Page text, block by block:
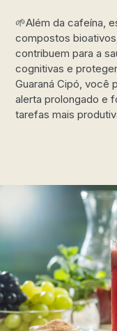
🌱Além da cafeína,
compostos
contribuem para a
cognitivas e
Guaraná Cipó, você
alerta prolongado e
tarefas mais